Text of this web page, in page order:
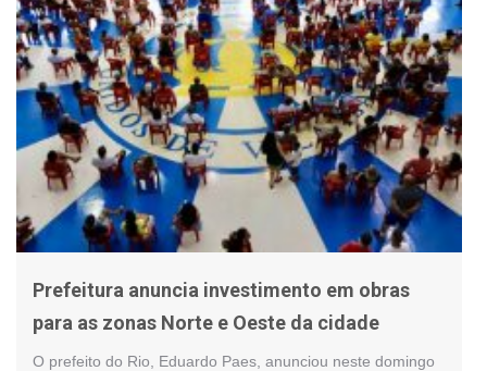
Prefeitura anuncia investimento em obras
para as zonas Norte e Oeste da cidade
O prefeito do Rio, Eduardo Paes, anunciou neste domingo